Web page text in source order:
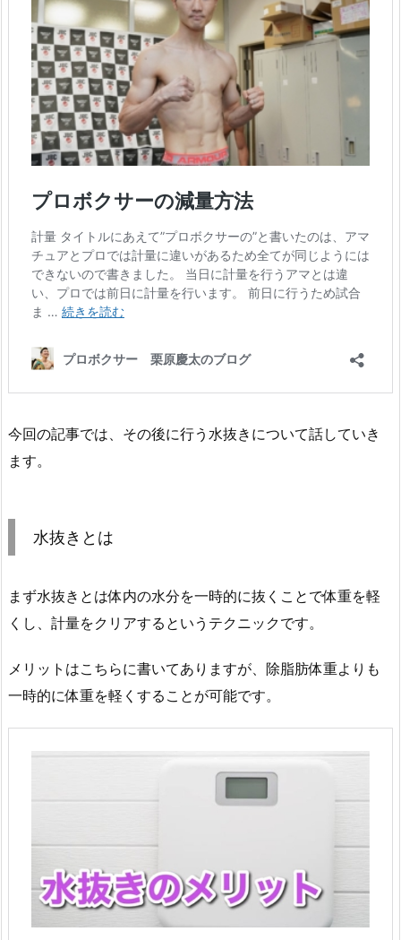
今回の記事では、その後に行う水抜きについて話していき
ます。
水抜きとは
まず水抜きとは体内の水分を一時的に抜くことで体重を軽
くし、計量をクリアするというテクニックです。
メリットはこちらに書いてありますが、除脂肪体重よりも
一時的に体重を軽くすることが可能です。